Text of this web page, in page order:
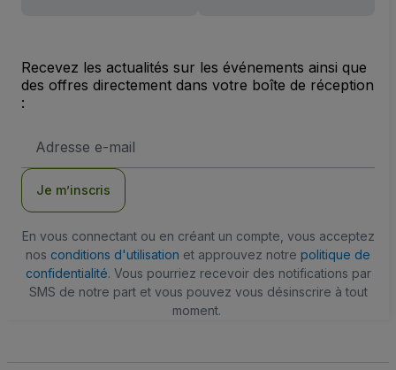
Recevez les actualités sur les événements ainsi que
des offres directement dans votre boîte de réception
:
e-
Je m’inscris
En vous connectant ou en créant un compte, vous acceptez
nos conditions d'utilisation et approuvez notre politique de
confidentialité. Vous pourriez recevoir des notifications par
SMS de notre part et vous pouvez vous désinscrire à tout
moment.